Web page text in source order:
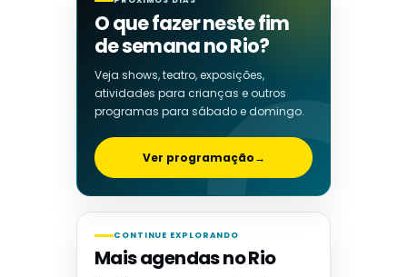
O que fazer neste fim
de semana no Rio?
Veja shows, teatro, exposições,
atividades para crianças e outros
programas para sábado e domingo.
Ver programação→
CONTINUE EXPLORANDO
Mais agendas no Rio